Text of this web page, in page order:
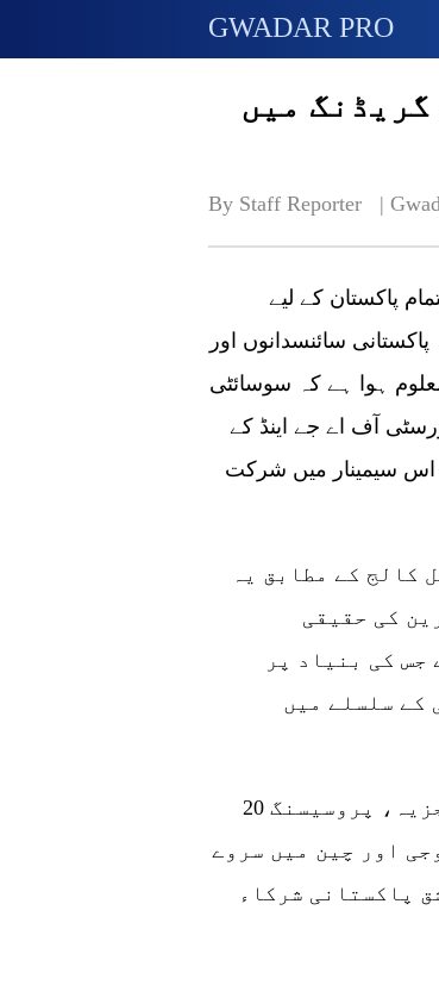
GWADAR PRO
میں
By Staff Reporter   |
پاکستان کے لیے
سائنسدانوں اور
ہوا ہے کہ سوسائٹی
آف اے جے اینڈ کے
افسران نے اس سیمینار میں شرکت
کی حقیقی
کی بنیاد پر
کے سلسلے میں
20 روزہ سیمینار کے دوران چینی ماہرین ڈیٹا کے تجزیہ، پروسیسنگ
اور چین میں سروے
پاکستانی شرکاء